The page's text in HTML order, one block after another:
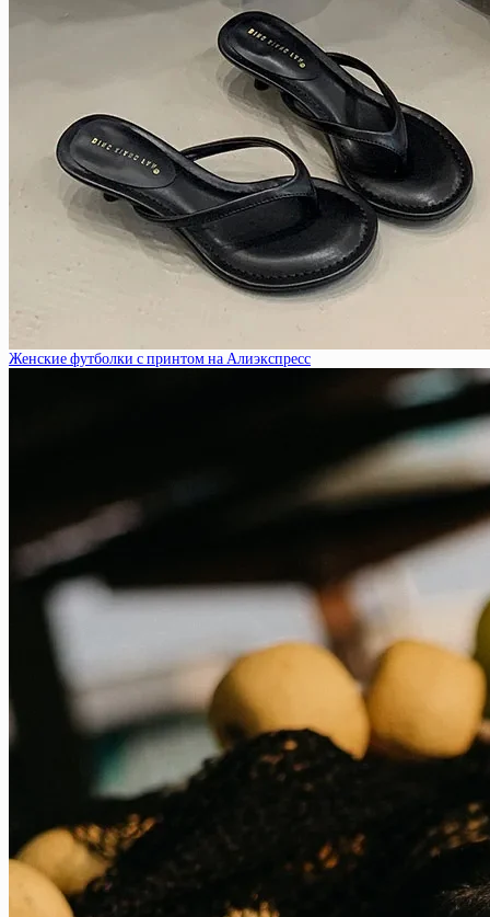
Женские футболки с принтом на Алиэкспресс